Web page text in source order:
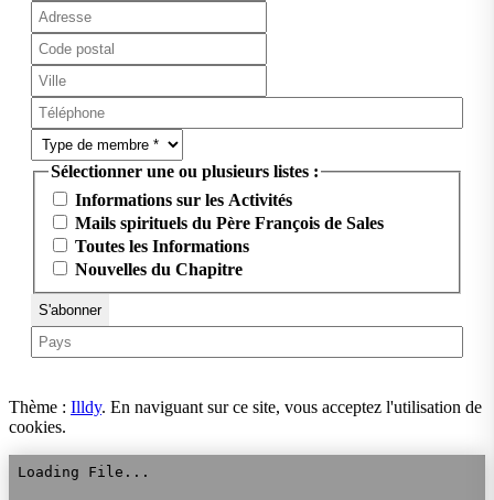
Sélectionner une ou plusieurs listes :
Informations sur les Activités
Mails spirituels du Père François de Sales
Toutes les Informations
Nouvelles du Chapitre
Thème : Illdy. En naviguant sur ce site, vous acceptez l'utilisation de
cookies.